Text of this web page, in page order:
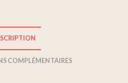
COMPLÉMENTAIRES